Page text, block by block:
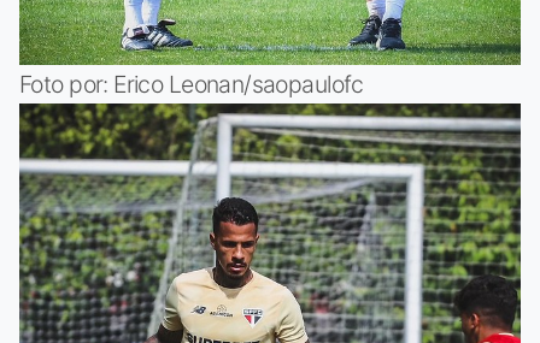
Foto por: Erico Leonan/saopaulofc